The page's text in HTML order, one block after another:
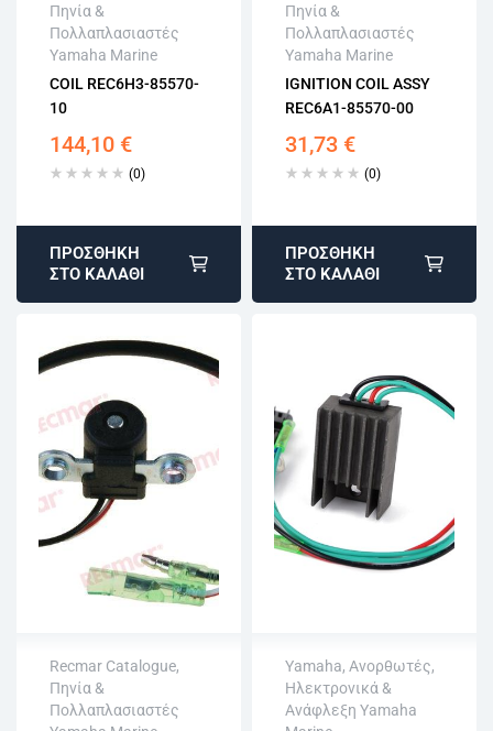
Πηνία &
Πολλαπλασιαστές
Yamaha Marine
COIL REC6H3-85570-
10
144,10 €
(0)
Άμεση αποστολή
Επιστροφή εντός
Αγορά χωρίς
ΠΡΟΣΘΉΚΗ
ΣΤΟ ΚΑΛΆΘΙ
Πηνία &
Πολλαπλασιαστές
Yamaha Marine
IGNITION COIL ASSY
REC6A1-85570-00
31,73 €
(0)
Άμεση αποστολή
Επιστροφή εντός
Αγορά χωρίς
εγγραφή
ΠΡΟΣΘΉΚΗ
ΣΤΟ ΚΑΛΆΘΙ
Recmar Catalogue,
Πηνία &
Πολλαπλασιαστές
Άμεση αποστολή
Yamaha, Ανορθωτές,
Ηλεκτρονικά &
Ανάφλεξη Yamaha
Άμεση αποστολή